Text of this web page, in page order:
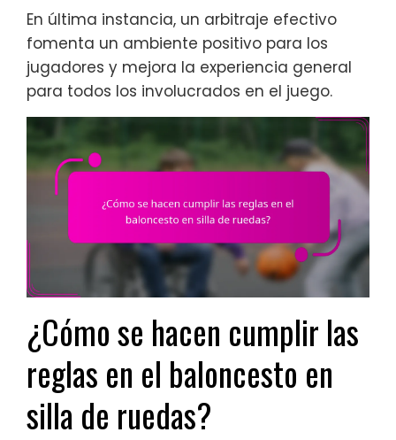
En última instancia, un arbitraje efectivo
fomenta un ambiente positivo para los
jugadores y mejora la experiencia general
para todos los involucrados en el juego.
¿Cómo se hacen cumplir las
reglas en el baloncesto en
silla de ruedas?